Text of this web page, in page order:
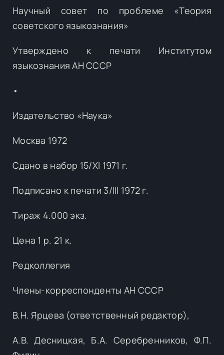
Научный совет по проблеме «Теория
советского языкознания»
Утверждено к печати Институтом
языкознания АН СССР
•
Издательство «Наука»
Москва 1972
Сдано в набор 15/XI 1971 г.
Подписано к печати 3/III 1972 г.
Тираж 4.000 экз.
Цена 1 р. 21 к.
Редколлегия
Члены-корреспонденты АН СССР
В.Н. Ярцева (ответственный редактор),
А.В. Десницкая, Б.А. Серебренников, Ф.П.